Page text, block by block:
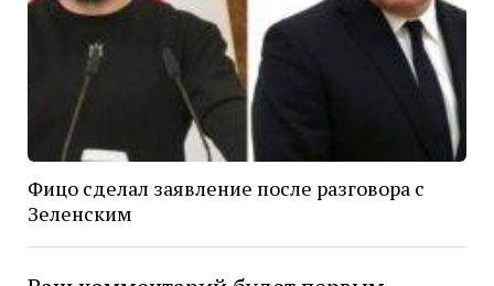
Фицо сделал заявление после разговора с
Зеленским